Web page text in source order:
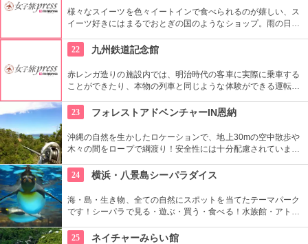
様々なスイーツを色々イートインで食べられるのが嬉しい、ス
イーツ好きにはまるでおとぎの国のようなショップ。雨の日サ
あるのもいい。広尾が本店の人気スフレ専門店「ル・スフレ」
も入っている。
22 九州鉄道記念館
赤レンガ造りの施設内では、明治時代の客車に実際に乗車する
ことができたり、本物の列車と同じような体験ができる運転シ
クです。
23 フォレストアドベンチャーIN恩納
沖縄の自然を生かしたロケーションで、地上30mの空中散歩や
木々の間をロープで綱渡り！安全性には十分配慮されています
ることもできますよ！体力に自信がなくても大丈夫です。
24 横浜・八景島シーパラダイス
海・島・生き物、全ての自然にスポットを当てたテーマパーク
です！シーパラで見る・遊ぶ・買う・食べる！水族館・アトラ
25
ネイチャーみらい館